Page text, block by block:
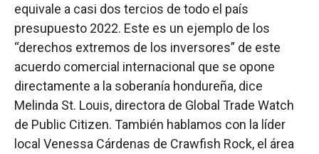
equivale a casi dos tercios de todo el país
presupuesto 2022. Este es un ejemplo de los
“derechos extremos de los inversores” de este
acuerdo comercial internacional que se opone
directamente a la soberanía hondureña, dice
Melinda St. Louis, directora de Global Trade Watch
de Public Citizen. También hablamos con la líder
local Venessa Cárdenas de Crawfish Rock, el área